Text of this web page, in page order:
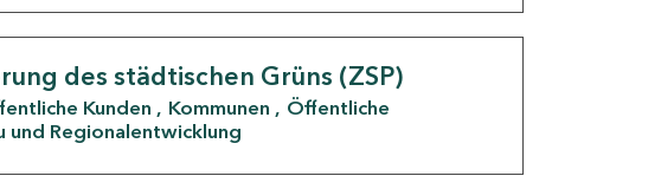
des städtischen Grüns (ZSP)
Kunden Kommunen
Öffentliche
und Regionalentwicklung